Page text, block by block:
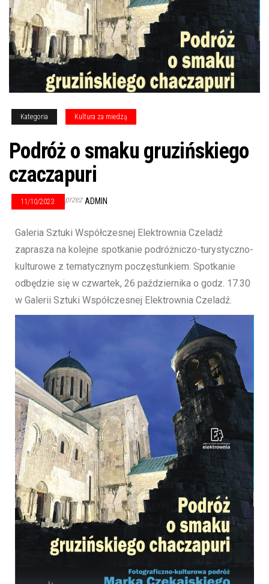
Kategoria Kultura za miedzą
Podróż o smaku gruzińskiego
czaczapuri
11/10/2023 przez ADMIN
Galeria Sztuki Współczesnej Elektrownia Czeladź
zaprasza na kolejne spotkanie podróżniczo-turystyczno-
kulturowe z tematycznym poczęstunkiem. Spotkanie
odbędzie się w czwartek, 26 października o godz. 17.30
w Galerii Sztuki Współczesnej Elektrownia Czeladź.